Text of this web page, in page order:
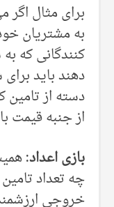
برای مثال
به مشتریان
کنندگانی که
دهند باید
دسته از تامین
از جنبه قیمت
بازی اعداد:
چه تعداد
خروجی